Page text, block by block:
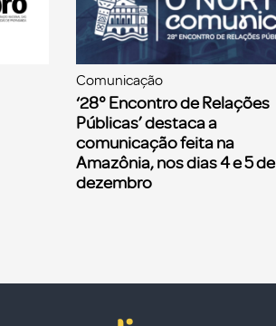
Comunicação
‘28° Encontro de Relações
Públicas’ destaca a
comunicação feita na
Amazônia, nos dias 4 e 5 de
dezembro